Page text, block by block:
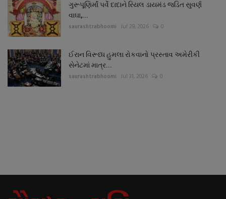
ગુરૂપૂણિર્માં પર્વે દાદાને રિયલ ડાયમંડ જડિત સુવર્ણ
વાઘા,...
saurashtrabhoomi Jul 29, 2026 0
ઈરાન વિરૂધ્ધ હુમલા રોકવાનો પ્રસ્તાવ અમેરીકી
સેનેટમાં માત્ર...
saurashtrabhoomi Jul 31, 2026 0